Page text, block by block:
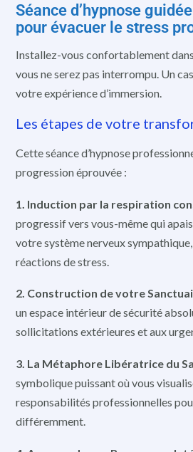
Séance d’hypnose
pour évacuer le stress
Installez-vous confortablement
vous ne serez pas interrompu. Un
votre expérience d’immersion.
Les étapes de votre
Cette séance d’hypnose
progression éprouvée :
1. Induction par la respiration
progressif vers vous-même qui
votre système nerveux
réactions de stress.
2. Construction de votre
un espace intérieur de sécurité
sollicitations extérieures et aux
3. La Métaphore Libératrice du
symbolique puissant où vous
responsabilités professionnelles
différemment.